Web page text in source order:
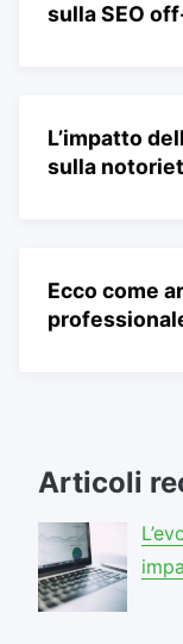
sulla SEO
L’impatto
sulla
Ecco come
Articoli